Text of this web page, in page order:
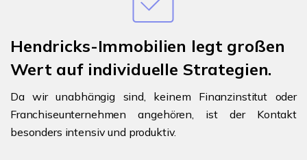
Hendricks-Immobilien legt großen
Wert auf individuelle Strategien.
Da wir unabhängig sind, keinem Finanzinstitut oder
Franchiseunternehmen angehören, ist der Kontakt
besonders intensiv und produktiv.